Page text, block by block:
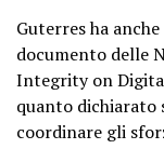
We don’t
My
https://
Guterres ha
documento delle
Integrity on
quanto dichiarato
coordinare gli